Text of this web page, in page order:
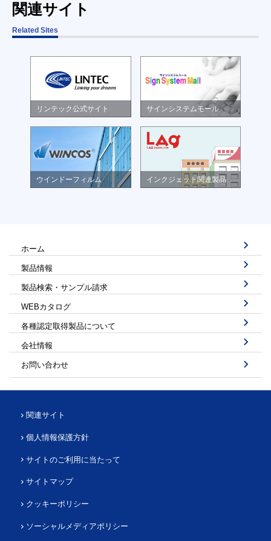
関連サイト
Related Sites
リンテック公式サイト サインシステムモール
ウインドーフィルム インクジェット関連製品
ホーム
製品情報
製品検索・サンプル請求
WEBカタログ
各種認定取得製品について
会社情報
お問い合わせ
関連サイト
個人情報保護方針
サイトのご利用に当たって
サイトマップ
クッキーポリシー
ソーシャルメディアポリシー